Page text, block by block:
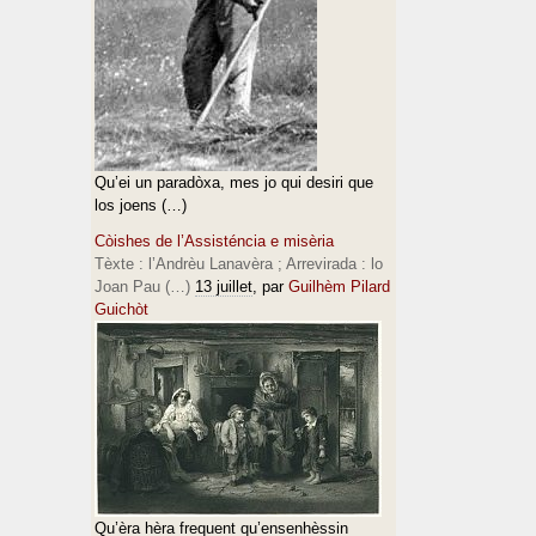
Qu’ei un paradòxa, mes jo qui desiri que
los joens (…)
Còishes de l’Assisténcia e misèria
Tèxte : l’Andrèu Lanavèra ; Arrevirada : lo
Joan Pau (…) 13 juillet, par Guilhèm Pilard
Guichòt
Qu’èra hèra frequent qu’ensenhèssin